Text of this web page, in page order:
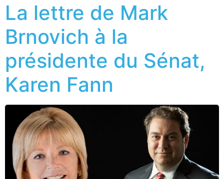
La lettre de Mark
Brnovich à la
présidente du Sénat,
Karen Fann